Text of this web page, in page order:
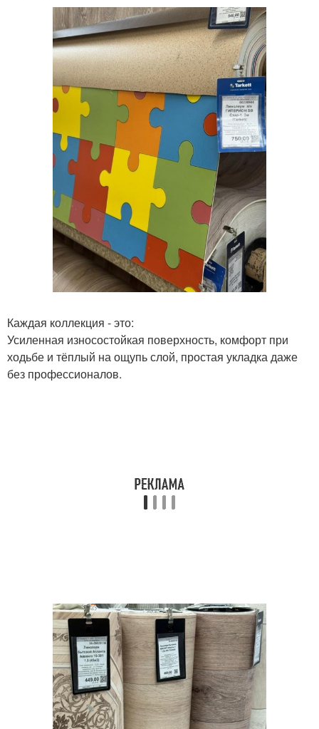
Каждая коллекция - это:
Усиленная износостойкая поверхность, комфорт при
ходьбе и тёплый на ощупь слой, простая укладка даже
без профессионалов.